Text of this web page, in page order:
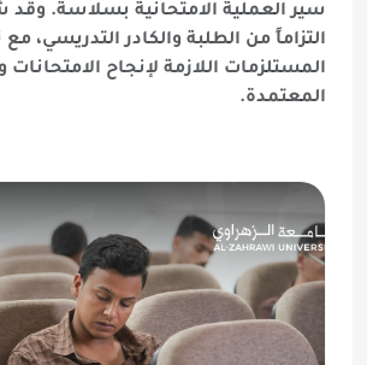
سير العملية الامتحانية بسلاسة.
التزاماً من الطلبة والكادر التدريسي،
المستلزمات اللازمة لإنجاح
المعتمدة.